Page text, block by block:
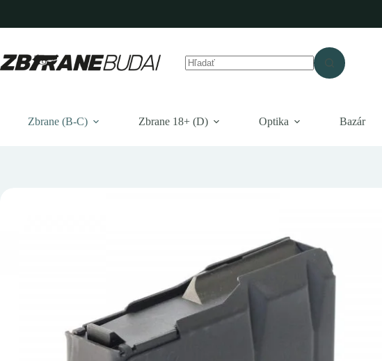
obsah
Zbrane (B-C) Zbrane 18+ (D) Optika Bazár